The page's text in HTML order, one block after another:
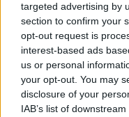
targeted advertising by
section to confirm your
opt-out request is
interest-based ads
us or personal
your opt-out. You may
disclosure of your
IAB’s list of